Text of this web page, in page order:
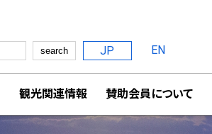
search JP EN
観光関連情報 賛助会員について